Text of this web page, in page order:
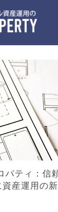
パティ：信
産運用の